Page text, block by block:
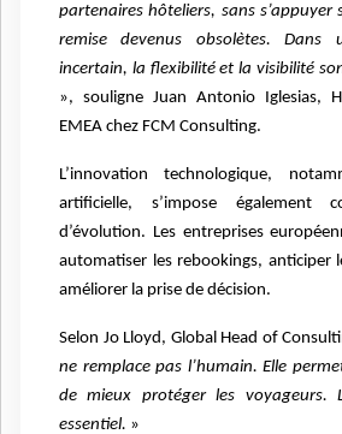
partenaires hôteliers, sans s’appuyer
remise devenus obsolètes. Dans
incertain, la flexibilité et la visibilité
», souligne Juan Antonio Iglesias,
EMEA chez FCM Consulting.
L’innovation technologique,
artificielle, s’impose également
d’évolution. Les entreprises
automatiser les rebookings, anticiper
améliorer la prise de décision.
Selon Jo Lloyd, Global Head of
ne remplace pas l’humain. Elle
de mieux protéger les voyageurs.
essentiel. »